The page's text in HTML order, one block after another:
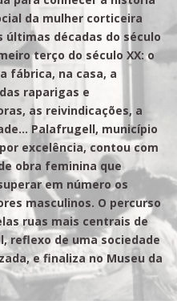
da mulher corticeira
últimas décadas do século
terço do século XX: o
fábrica, na casa, a
raparigas e
as reivindicações, a
Palafrugell, município
excelência, contou com
obra feminina que
em número os
masculinos. O percurso
ruas mais centrais de
reflexo de uma sociedade
e finaliza no Museu da